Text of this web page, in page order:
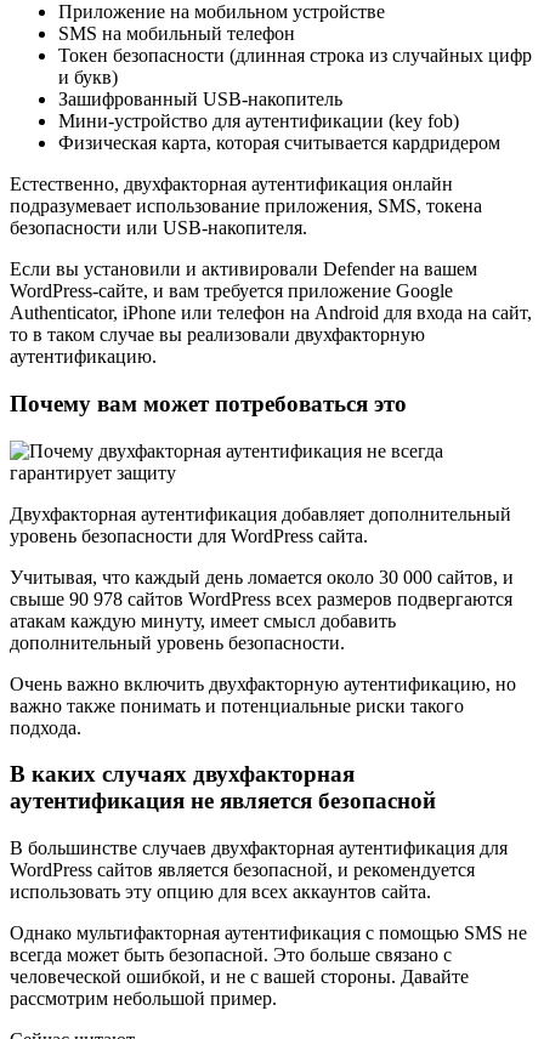
Приложение на мобильном устройстве
SMS на мобильный телефон
Токен безопасности (длинная строка из случайных цифр
и букв)
Зашифрованный USB-накопитель
Мини-устройство для аутентификации (key fob)
Физическая карта, которая считывается кардридером
Естественно, двухфакторная аутентификация онлайн
подразумевает использование приложения, SMS, токена
безопасности или USB-накопителя.
Если вы установили и активировали Defender на вашем
WordPress-сайте, и вам требуется приложение Google
Authenticator, iPhone или телефон на Android для входа на сайт,
то в таком случае вы реализовали двухфакторную
аутентификацию.
Почему вам может потребоваться это
Двухфакторная аутентификация добавляет дополнительный
уровень безопасности для WordPress сайта.
Учитывая, что каждый день ломается около 30 000 сайтов, и
свыше 90 978 сайтов WordPress всех размеров подвергаются
атакам каждую минуту, имеет смысл добавить
дополнительный уровень безопасности.
Очень важно включить двухфакторную аутентификацию, но
важно также понимать и потенциальные риски такого
подхода.
В каких случаях двухфакторная
аутентификация не является безопасной
В большинстве случаев двухфакторная аутентификация для
WordPress сайтов является безопасной, и рекомендуется
использовать эту опцию для всех аккаунтов сайта.
Однако мультифакторная аутентификация с помощью SMS не
всегда может быть безопасной. Это больше связано с
человеческой ошибкой, и не с вашей стороны. Давайте
рассмотрим небольшой пример.